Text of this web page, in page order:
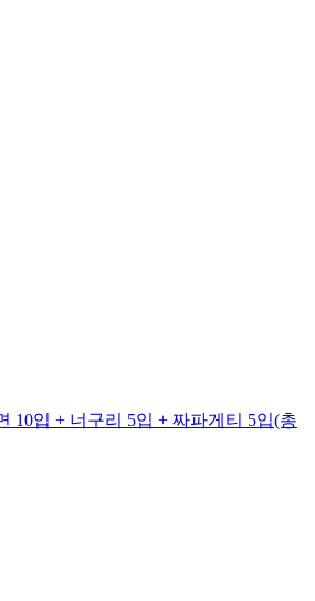
10입 + 너구리 5입 + 짜파게티 5입(총